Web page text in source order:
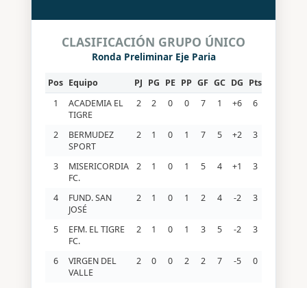
CLASIFICACIÓN GRUPO ÚNICO
Ronda Preliminar Eje Paria
Pos Equipo PJ PG PE PP GF GC DG Pts
1
ACADEMIA EL
TIGRE
2 2 0 0 7 1 +6 6
2
BERMUDEZ
SPORT
2 1 0 1 7 5 +2 3
3
MISERICORDIA
FC.
2 1 0 1 5 4 +1 3
4
FUND. SAN
JOSÉ
2 1 0 1 2 4 -2 3
5
EFM. EL TIGRE
FC.
2 1 0 1 3 5 -2 3
6
VIRGEN DEL
VALLE
2 0 0 2 2 7 -5 0